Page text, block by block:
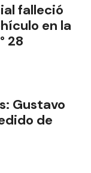
falleció
en la
28
Gustavo
de